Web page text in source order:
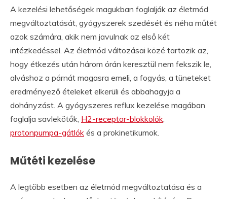
A kezelési lehetőségek magukban foglalják az életmód
megváltoztatását, gyógyszerek szedését és néha műtét
azok számára, akik nem javulnak az első két
intézkedéssel. Az életmód változásai közé tartozik az,
hogy étkezés után három órán keresztül nem fekszik le,
alváshoz a párnát magasra emeli, a fogyás, a tüneteket
eredményező ételeket elkerüli és abbahagyja a
dohányzást. A gyógyszeres reflux kezelése magában
foglalja savlekötők, H2-receptor-blokkolók,
protonpumpa-gátlók és a prokinetikumok.
Műtéti kezelése
A legtöbb esetben az életmód megváltoztatása és a